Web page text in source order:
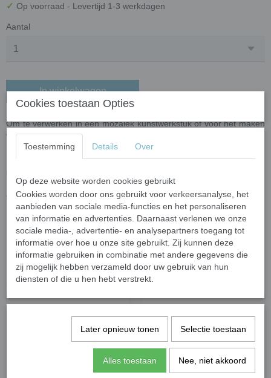
✓ Op voorraad - Levertijd 1-3 werkdagen
Aantal
In winkelwagen
Om te verwerken in een mozaiek kunstwerkstuk of voor het maken
van sieraden.
Afmeting: 18 mm x 15 mm x 8 mm
Specificaties
Bruto gewicht 0,01 Kg
Ook interessant
Cookies toestaan Opties
Toestemming Details Over
Op deze website worden cookies gebruikt
Cookies worden door ons gebruikt voor verkeersanalyse, het
aanbieden van sociale media-functies en het personaliseren
van informatie en advertenties. Daarnaast verlenen we onze
sociale media-, advertentie- en analysepartners toegang tot
informatie over hoe u onze site gebruikt. Zij kunnen deze
informatie gebruiken in combinatie met andere gegevens die
zij mogelijk hebben verzameld door uw gebruik van hun
diensten of die u hen hebt verstrekt.
Later opnieuw tonen Selectie toestaan
Alles toestaan Nee, niet akkoord